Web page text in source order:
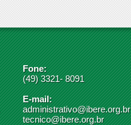
Fone:
(49) 3321- 8091
E-mail:
administrativo@ibere.org.br
tecnico@ibere.org.br